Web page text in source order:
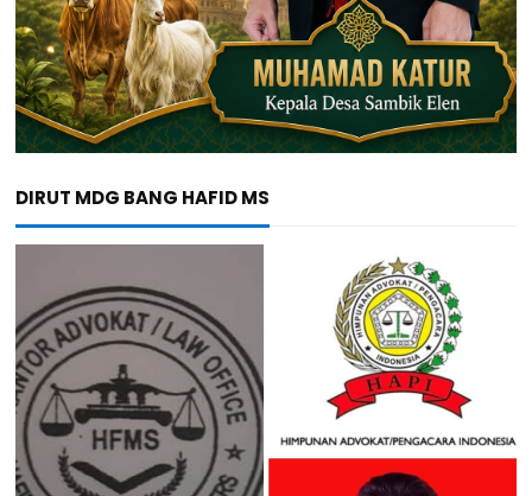
DIRUT MDG BANG HAFID MS